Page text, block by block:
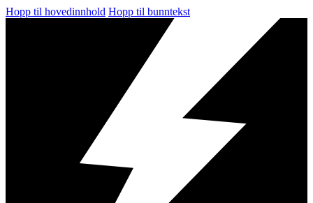
Hopp til hovedinnhold Hopp til bunntekst